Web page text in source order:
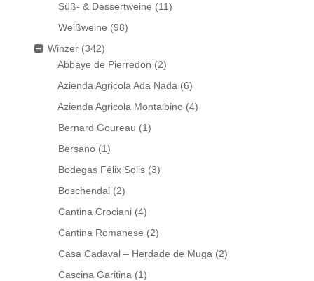
Süß- & Dessertweine (11)
Weißweine (98)
Winzer (342)
Abbaye de Pierredon (2)
Azienda Agricola Ada Nada (6)
Azienda Agricola Montalbino (4)
Bernard Goureau (1)
Bersano (1)
Bodegas Félix Solis (3)
Boschendal (2)
Cantina Crociani (4)
Cantina Romanese (2)
Casa Cadaval – Herdade de Muga (2)
Cascina Garitina (1)